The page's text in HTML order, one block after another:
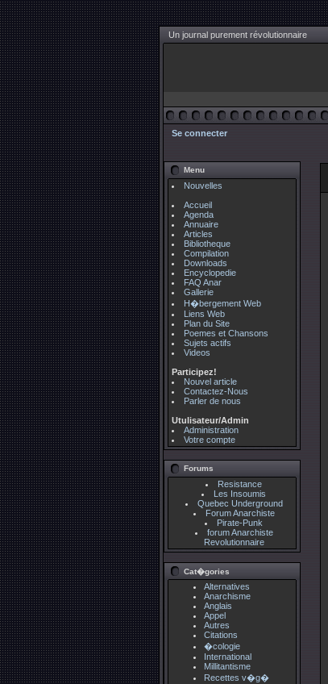
Un journal purement révolutionnaire
Se connecter
Menu
Nouvelles
Accueil
Agenda
Annuaire
Articles
Bibliotheque
Compilation
Downloads
Encyclopedie
FAQ Anar
Gallerie
H�bergement Web
Liens Web
Plan du Site
Poemes et Chansons
Sujets actifs
Videos
Participez!
Nouvel article
Contactez-Nous
Parler de nous
Utulisateur/Admin
Administration
Votre compte
Forums
Resistance
Les Insoumis
Quebec Underground
Forum Anarchiste
Pirate-Punk
forum Anarchiste
Revolutionnaire
Cat�gories
Alternatives
Anarchisme
Anglais
Appel
Autres
Citations
�cologie
International
Millitantisme
Recettes v�g�